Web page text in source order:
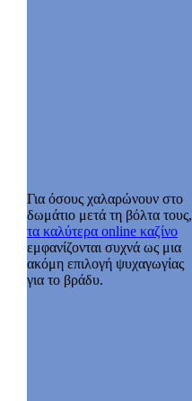
Για όσους χαλαρώνουν στο
δωμάτιο μετά τη βόλτα τους,
τα καλύτερα online καζίνο
εμφανίζονται συχνά ως μια
ακόμη επιλογή ψυχαγωγίας
για το βράδυ.